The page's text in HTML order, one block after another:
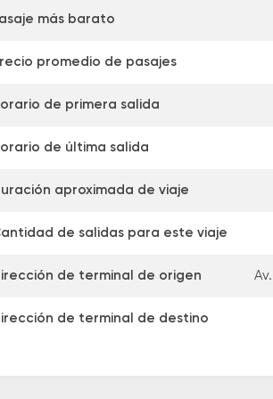
más barato
promedio de pasajes
de primera salida
de última salida
aproximada de viaje
de salidas para este viaje
de terminal de origen
de terminal de destino